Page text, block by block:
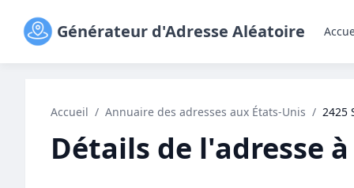
Générateur d'Adresse Aléatoire
Accueil / Annuaire des adresses aux États-Unis / 2425
Détails de l'adresse à